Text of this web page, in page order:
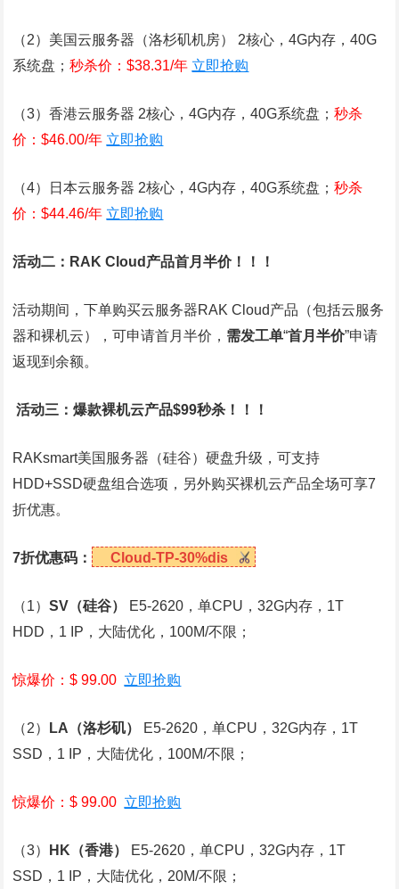
（2）美国云服务器（洛杉矶机房） 2核心，4G内存，40G
系统盘；秒杀价：$38.31/年 立即抢购
（3）香港云服务器 2核心，4G内存，40G系统盘；秒杀
价：$46.00/年 立即抢购
（4）日本云服务器 2核心，4G内存，40G系统盘；秒杀
价：$44.46/年 立即抢购
活动二：RAK Cloud产品首月半价！！！
活动期间，下单购买云服务器RAK Cloud产品（包括云服务
器和裸机云），可申请首月半价， 需发工单“首月半价”申请
返现到余额。
活动三：爆款裸机云产品$99秒杀！！！
RAKsmart美国服务器（硅谷）硬盘升级，可支持
HDD+SSD硬盘组合选项，另外购买裸机云产品全场可享7
折优惠。
7折优惠码： Cloud-TP-30%dis
（1）SV （硅谷）
E5-2620，单CPU，32G内存，1T
HDD，1 IP，大陆优化，100M/不限；
惊爆价：$ 99.00 立即抢购
（2） LA （洛杉矶）
E5-2620，单CPU，32G内存，1T
SSD，1 IP，大陆优化，100M/不限；
惊爆价：$ 99.00 立即抢购
（3） HK （香港）
E5-2620，单CPU，32G内存，1T
SSD，1 IP，大陆优化，20M/不限；